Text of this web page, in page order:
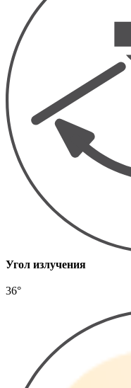
Угол излучения
36°